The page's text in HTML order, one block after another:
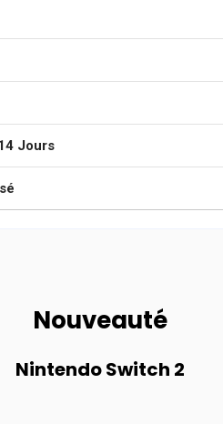
Jours
Nouveauté
Nintendo Switch 2